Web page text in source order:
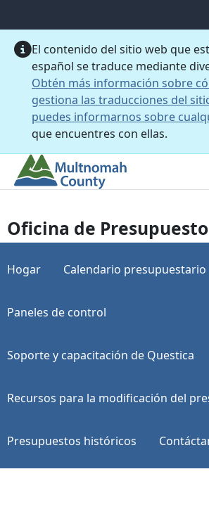
El contenido del sitio web que
español se traduce mediante
Obtén más información sobre
gestiona las traducciones del
puedes informarnos sobre
que encuentres con ellas.
Oficina de Presupuesto
Hogar Calendario presupuestario
Paneles de control
Soporte y capacitación de Questica
Recursos para la modificación del
Presupuestos históricos